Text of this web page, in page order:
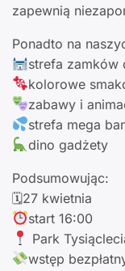
zapewnią
Ponadto na
strefa zamków
kolorowe
zabawy i
strefa mega
dino gadżety
Podsumowując:
🗓27 kwietnia
start 16:00
Park
wstęp